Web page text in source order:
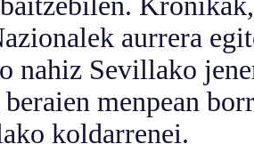
aurrera
nahiz Sevillako
menpean
koldarrenei.